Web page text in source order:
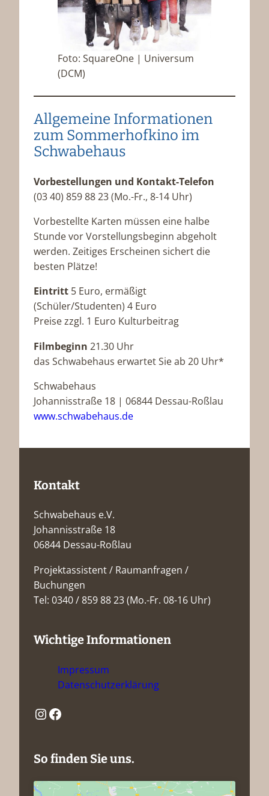
Foto: SquareOne | Universum
(DCM)
Allgemeine Informationen
zum Sommerhofkino im
Schwabehaus
Vorbestellungen und Kontakt-Telefon
(03 40) 859 88 23 (Mo.-Fr., 8-14 Uhr)
Vorbestellte Karten müssen eine halbe
Stunde vor Vorstellungsbeginn abgeholt
werden. Zeitiges Erscheinen sichert die
besten Plätze!
Eintritt 5 Euro, ermäßigt
(Schüler/Studenten) 4 Euro
Preise zzgl. 1 Euro Kulturbeitrag
Filmbeginn 21.30 Uhr
das Schwabehaus erwartet Sie ab 20 Uhr*
Schwabehaus
Johannisstraße 18 | 06844 Dessau-Roßlau
www.schwabehaus.de
Kontakt
Schwabehaus e.V.
Johannisstraße 18
06844 Dessau-Roßlau
Projektassistent / Raumanfragen /
Buchungen
Tel: 0340 / 859 88 23 (Mo.-Fr. 08-16 Uhr)
Wichtige Informationen
Impressum
Datenschutzerklärung
InstagramFacebook
So finden Sie uns.